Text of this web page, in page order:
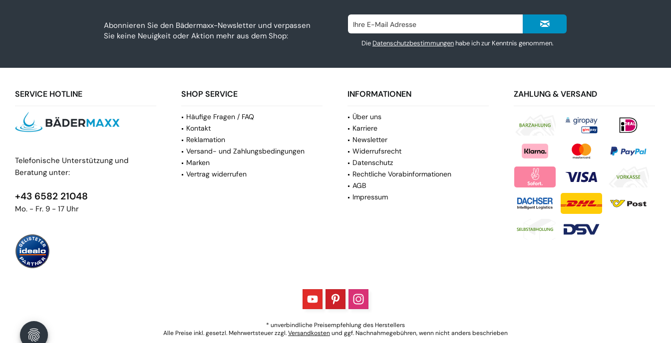
Abonnieren Sie den Bädermaxx-Newsletter und verpassen
Sie keine Neuigkeit oder Aktion mehr aus dem Shop:
Die Datenschutzbestimmungenhabe ich zur Kenntnis genommen.
SERVICE HOTLINE
Telefonische Unterstützung und
Beratung unter:
+43 6582 21048
Mo. - Fr. 9 - 17 Uhr
SHOP SERVICE
Häufige Fragen / FAQ
Kontakt
Reklamation
Versand- und Zahlungsbedingungen
Marken
Vertrag widerrufen
INFORMATIONEN
Über uns
Karriere
Newsletter
Widerrufsrecht
Datenschutz
Rechtliche Vorabinformationen
AGB
Impressum
ZAHLUNG & VERSAND
* unverbindliche Preisempfehlung des Herstellers
Alle Preise inkl. gesetzl. Mehrwertsteuer zzgl.Versandkostenund ggf. Nachnahmegebühren, wenn nicht anders beschrieben